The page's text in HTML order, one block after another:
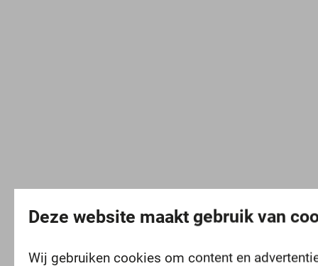
Deze website maakt gebruik van
Wij gebruiken cookies om content en